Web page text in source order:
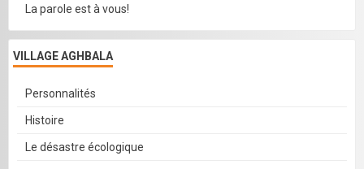
La parole est à vous!
VILLAGE AGHBALA
Personnalités
Histoire
Le désastre écologique